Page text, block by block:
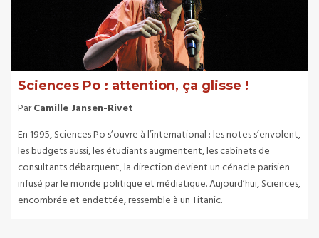
Sciences Po : attention, ça glisse !
ParCamille Jansen-Rivet
En 1995, Sciences Po s’ouvre à l’international : les notes s’envolent,
les budgets aussi, les étudiants augmentent, les cabinets de
consultants débarquent, la direction devient un cénacle parisien
infusé par le monde politique et médiatique. Aujourd’hui, Sciences,
encombrée et endettée, ressemble à un Titanic.